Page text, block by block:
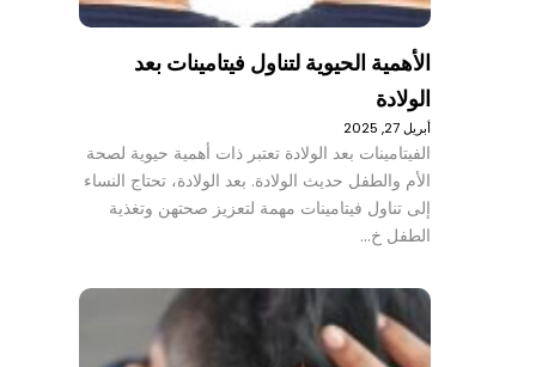
الأهمية الحيوية لتناول فيتامينات بعد
الولادة
أبريل 27, 2025
الفيتامينات بعد الولادة تعتبر ذات أهمية حيوية لصحة
الأم والطفل حديث الولادة. بعد الولادة، تحتاج النساء
إلى تناول فيتامينات مهمة لتعزيز صحتهن وتغذية
الطفل خ…